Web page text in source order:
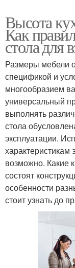
Высота
Как
стола для
Размеры мебели
спецификой и
многообразием
универсальный
выполнять
стола
эксплуатации.
характеристикам
возможно. Какие
состоят
особенности
стоит узнать до